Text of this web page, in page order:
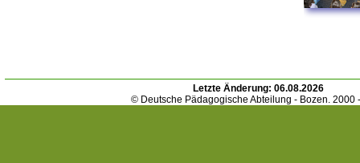
Letzte Änderung: 06.08.2026
© Deutsche Pädagogische Abteilung - Bozen. 2000